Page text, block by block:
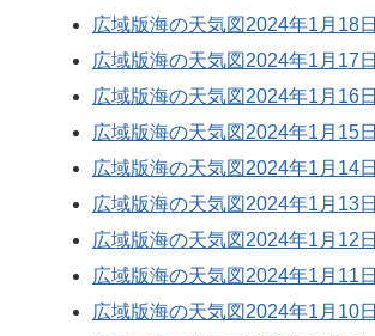
広域版海の天気図2024年1月18日
広域版海の天気図2024年1月17日
広域版海の天気図2024年1月16日
広域版海の天気図2024年1月15日
広域版海の天気図2024年1月14日
広域版海の天気図2024年1月13日
広域版海の天気図2024年1月12日
広域版海の天気図2024年1月11日
広域版海の天気図2024年1月10日